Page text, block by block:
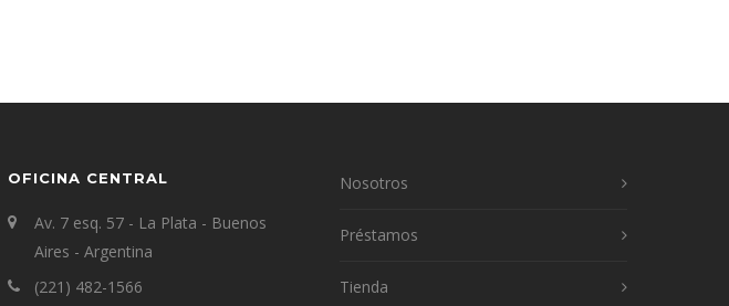
OFICINA CENTRAL
Av. 7 esq. 57 - La Plata - Buenos
Aires - Argentina
(221) 482-1566
Nosotros
Préstamos
Tienda